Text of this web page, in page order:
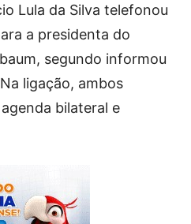
Lula da Silva telefonou
a presidenta do
segundo informou
ligação, ambos
bilateral e